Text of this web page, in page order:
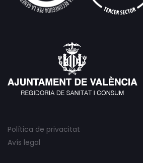
Política de privacitat
Avís legal